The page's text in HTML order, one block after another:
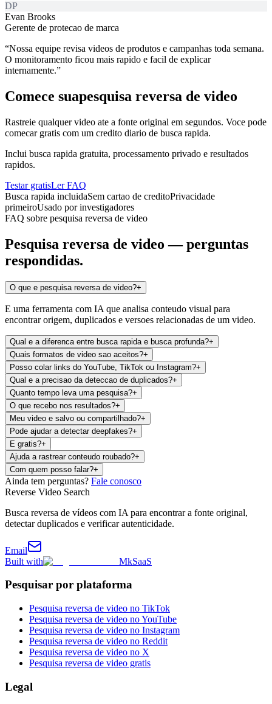
DP
Evan Brooks
Gerente de protecao de marca
“Nossa equipe revisa videos de produtos e campanhas toda semana.
O monitoramento ficou mais rapido e facil de explicar
internamente.”
Comece suapesquisa reversa de video
Rastreie qualquer video ate a fonte original em segundos. Voce pode
comecar gratis com um credito diario de busca rapida.
Inclui busca rapida gratuita, processamento privado e resultados
rapidos.
Testar gratisLer FAQ
Busca rapida incluidaSem cartao de creditoPrivacidade
primeiroUsado por investigadores
FAQ sobre pesquisa reversa de video
Pesquisa reversa de video — perguntas
respondidas.
O que e pesquisa reversa de video?+
E uma ferramenta com IA que analisa conteudo visual para
encontrar origem, duplicados e versoes relacionadas de um video.
Qual e a diferenca entre busca rapida e busca profunda?+
Quais formatos de video sao aceitos?+
Posso colar links do YouTube, TikTok ou Instagram?+
Qual e a precisao da deteccao de duplicados?+
Quanto tempo leva uma pesquisa?+
O que recebo nos resultados?+
Meu video e salvo ou compartilhado?+
Pode ajudar a detectar deepfakes?+
E gratis?+
Ajuda a rastrear conteudo roubado?+
Com quem posso falar?+
Ainda tem perguntas? Fale conosco
Reverse Video Search
Busca reversa de vídeos com IA para encontrar a fonte original,
detectar duplicados e verificar autenticidade.
Email
Built with
MkSaaS
Pesquisar por plataforma
Pesquisa reversa de video no TikTok
Pesquisa reversa de video no YouTube
Pesquisa reversa de video no Instagram
Pesquisa reversa de video no Reddit
Pesquisa reversa de video no X
Pesquisa reversa de video gratis
Legal